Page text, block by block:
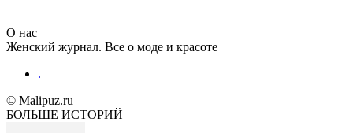
О нас
Женский журнал. Все о моде и красоте
.
© Malipuz.ru
БОЛЬШЕ ИСТОРИЙ